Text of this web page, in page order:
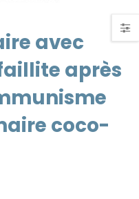
avec
après
coco-